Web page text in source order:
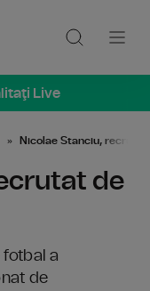
Live
Nicolae Stanciu, recrutat
de
a
de